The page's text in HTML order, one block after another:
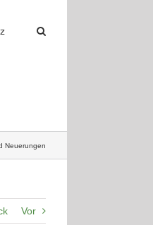
Neuerungen
Vor